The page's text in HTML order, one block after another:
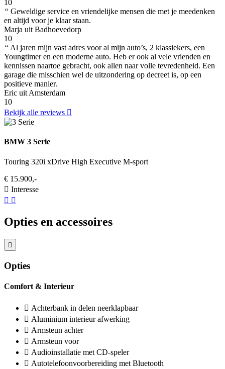
10
“ Geweldige service en vriendelijke mensen die met je meedenken
en altijd voor je klaar staan.
Marja uit Badhoevedorp
10
“ Al jaren mijn vast adres voor al mijn auto’s, 2 klassiekers, een
Youngtimer en een moderne auto. Heb er ook al vele vrienden en
kennissen naartoe gebracht, ook allen naar volle tevredenheid. Een
garage die misschien wel de uitzondering op decreet is, op een
positieve manier.
Eric uit Amsterdam
10
Bekijk alle reviews
BMW 3 Serie
Touring 320i xDrive High Executive M-sport
€ 15.900,-
Interesse
Opties en accessoires
Opties
Comfort & Interieur
Achterbank in delen neerklapbaar
Aluminium interieur afwerking
Armsteun achter
Armsteun voor
Audioinstallatie met CD-speler
Autotelefoonvoorbereiding met Bluetooth